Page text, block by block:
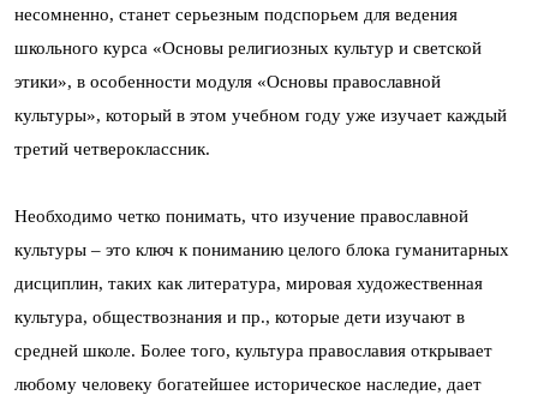
несомненно, станет серьезным подспорьем для ведения
школьного курса «Основы религиозных культур и светской
этики», в особенности модуля «Основы православной
культуры», который в этом учебном году уже изучает каждый
третий четвероклассник.
Необходимо четко понимать, что изучение православной
культуры – это ключ к пониманию целого блока гуманитарных
дисциплин, таких как литература, мировая художественная
культура, обществознания и пр., которые дети изучают в
средней школе. Более того, культура православия открывает
любому человеку богатейшее историческое наследие, дает